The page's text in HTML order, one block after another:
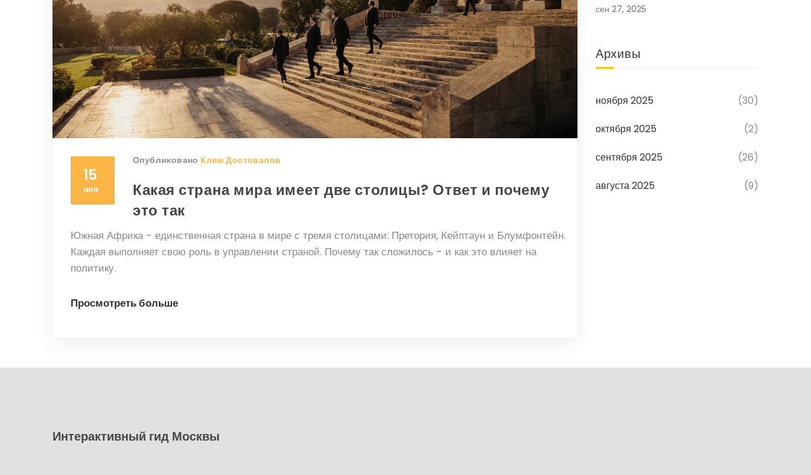
15
ноя
Опубликовано Клим Достовалов
Какая страна мира имеет две столицы? Ответ и почему
это так
Южная Африка - единственная страна в мире с тремя столицами: Претория, Кейптаун и Блумфонтейн.
Каждая выполняет свою роль в управлении страной. Почему так сложилось - и как это влияет на
политику.
Просмотреть больше
сен 27, 2025
Архивы
ноября 2025 (30)
октября 2025 (2)
сентября 2025 (26)
августа 2025 (9)
Интерактивный гид Москвы